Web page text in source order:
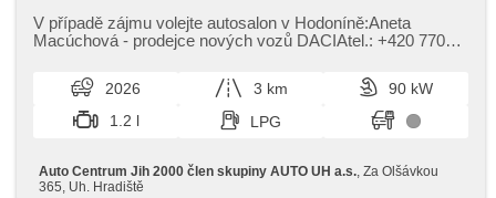
Beifahrerairbagdeaktivierung, Teilbare Rücksitzbank, El.
Vorderscheiben, El. Seitenscheiben, El. Spiegel, Uhr Spur,
Multifunktionslenkrad, Lenkrad einstellbar, Bordcomputer,
erfüllt 'EURO VI', Servolenkung, Ledersitze, Vorderlichter
LED, Antriebsschlupfregelung (ASR),
Scheibenwischersensor, Lichtsensor, Reifendrucksensor,
Taste, Dachträger, USB, Außenthermometer, beheizte Sitze,
beheizte Spiegel, Ausziehbare Kopflehnen,
V případě zájmu volejte autosalon v Hodoníně:Aneta
Macúchová ​- prodejce nových vozů DACIAtel.: ​+420 770
2026 3 km
90 kW
1.2 l
LPG
Auto Centrum Jih 2000 člen skupiny AUTO UH a.s. , Za Olšávkou
365, Uh. Hradiště